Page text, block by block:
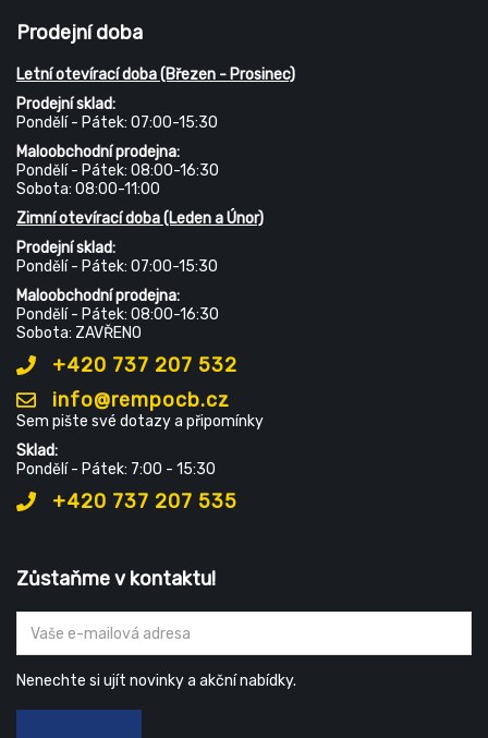
Prodejní doba
Letní otevírací doba (Březen - Prosinec)
Prodejní sklad:
Pondělí - Pátek: 07:00-15:30
Maloobchodní prodejna:
Pondělí - Pátek: 08:00-16:30
Sobota: 08:00-11:00
Zimní otevírací doba (Leden a Únor)
Prodejní sklad:
Pondělí - Pátek: 07:00-15:30
Maloobchodní prodejna:
Pondělí - Pátek: 08:00-16:30
Sobota: ZAVŘENO
+420 737 207 532
info@rempocb.cz
Sem pište své dotazy a připomínky
Sklad:
Pondělí - Pátek: 7:00 - 15:30
+420 737 207 535
Zůstaňme v kontaktu!
Nenechte si ujít novinky a akční nabídky.